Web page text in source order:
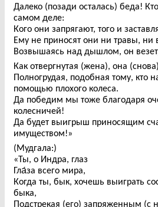
Далеко (позади осталась) беда!
самом деле:
Кого они запрягают, того и
Ему не приносят они ни травы, ни
Возвышаясь над дышлом, он
Как отвергнутая (жена), она
Полногрудая, подобная тому, кто
помощью плохого колеса.
Да победим мы тоже благодаря
колесничей!
Да будет выигрыш приносящим
имуществом!»
(Мудгала:)
«Ты, о Индра, глаз
Гла́за всего мира,
Когда ты, бык, хочешь выиграть
быка,
Подстрекая (его) запряженным (с